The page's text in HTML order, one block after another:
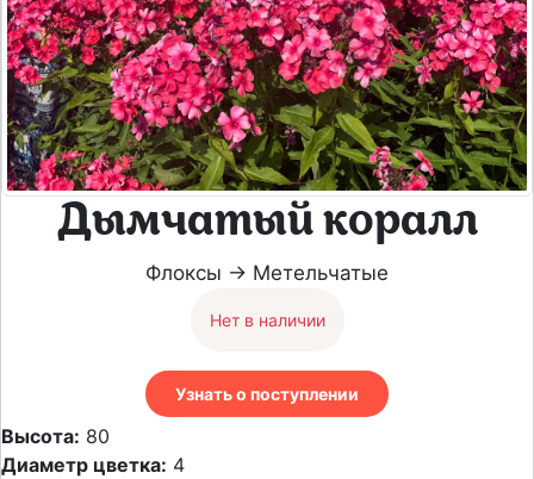
Дымчатый коралл
Флоксы → Метельчатые
Нет в наличии
Узнать о поступлении
Высота: 80
Диаметр цветка: 4